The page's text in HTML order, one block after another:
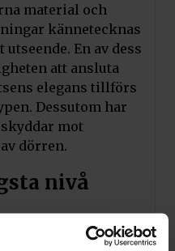
material och
kännetecknas
En av dess
att ansluta
elegans tillförs
Dessutom har
mot
dörren.
nivå
har ett så kallat